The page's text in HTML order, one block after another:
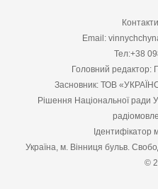
Email:
Тел:+38
Головний редактор:
Засновник: ТОВ
Рішення Національної ради
Ідентифікатор
Україна, м. Вінниця бульв.
©